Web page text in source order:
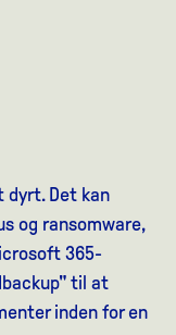
dyrt. Det kan
og ransomware,
365-
til at
inden for en